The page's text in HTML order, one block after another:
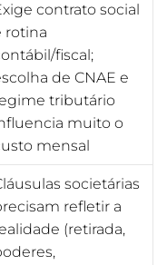
contrato social
rotina
fiscal;
de CNAE e
tributário
muito o
mensal
societárias
refletir a
(retirada,